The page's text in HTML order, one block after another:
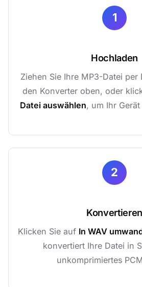
1
Hochladen
Ziehen Sie Ihre MP3-Datei
den Konverter oben, oder
Datei auswählen, um Ihr
2
Konvertieren
Klicken Sie auf In WAV
konvertiert Ihre Datei in
unkomprimiertes